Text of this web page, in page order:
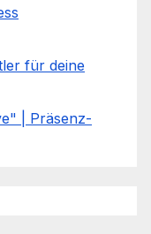
für deine
| Präsenz-